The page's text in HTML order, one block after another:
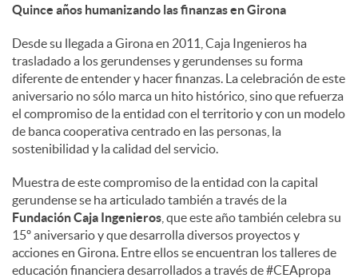
Quince años humanizando las finanzas en Girona
Desde su llegada a Girona en 2011, Caja Ingenieros ha
trasladado a los gerundenses y gerundenses su forma
diferente de entender y hacer finanzas. La celebración de este
aniversario no sólo marca un hito histórico, sino que refuerza
el compromiso de la entidad con el territorio y con un modelo
de banca cooperativa centrado en las personas, la
sostenibilidad y la calidad del servicio.
Muestra de este compromiso de la entidad con la capital
gerundense se ha articulado también a través de la
Fundación Caja Ingenieros , que este año también celebra su
15º aniversario y que desarrolla diversos proyectos y
acciones en Girona. Entre ellos se encuentran los talleres de
educación financiera desarrollados a través de #CEApropa